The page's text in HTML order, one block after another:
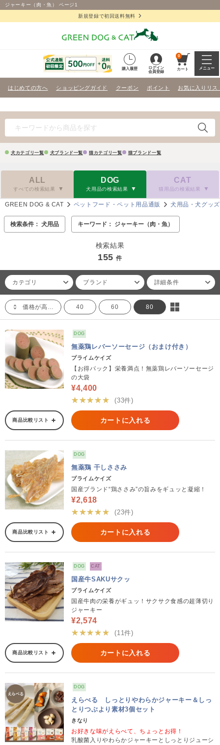
ジャーキー（肉・魚） ページ1
新規登録で初回送料無料
購入履歴
ログイン
会員登録
0
カート メニュー
はじめての方へ ショッピングガイド クーポン ポイント お気に入りリス
犬カテゴリ一覧 犬ブランド一覧 猫カテゴリ一覧 猫ブランド一覧
ALL
すべての検索結果
DOG
犬用品の検索結果
CAT
猫用品の検索結果
GREEN DOG & CAT ペットフード・ペット用品通販 犬用品・犬グッズ
検索条件： 犬用品 キーワード： ジャーキー（肉・魚）
検索結果
155 件
カテゴリ ブランド 詳細条件
価格が高い順 40 60 80
DOG
無薬鶏レバーソーセージ（おまけ付き）
プライムケイズ
【お得パック】栄養満点！無薬鶏レバーソーセージ
の大袋
¥4,400
★★★★★
(33件)
商品比較リスト カートに入れる
DOG
無薬鶏 干しささみ
プライムケイズ
国産ブランド“鶏ささみ”の旨みをギュッと凝縮！
¥2,618
★★★★★
(23件)
商品比較リスト カートに入れる
DOG CAT
国産牛SAKUサクッ
プライムケイズ
国産牛肉の栄養がギュッ！サクサク食感の超薄切り
ジャーキー
¥2,574
★★★★★
(11件)
商品比較リスト カートに入れる
DOG
えらべる しっとりやわらかジャーキー＆しっ
とりつぶより素材3個セット
きなり
お好きな味がえらべて、ちょっとお得！
乳酸菌入りやわらかジャーキーとしっとりジューシ